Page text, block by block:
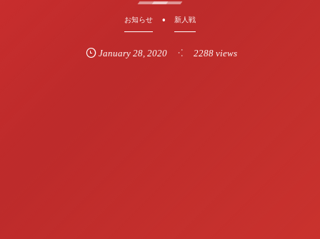
お知らせ 新人戦
January 28, 2020 2288 views